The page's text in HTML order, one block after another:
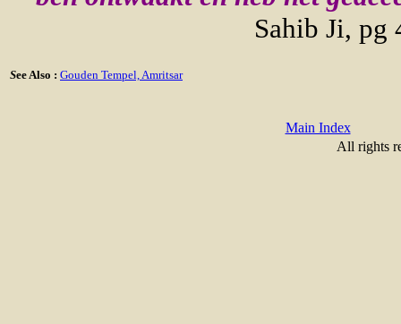
Sahib Ji, pg
See Also : Gouden Tempel, Amritsar
Main Index
All rights